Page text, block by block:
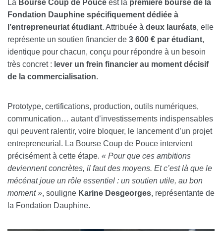
La Bourse Coup de Pouce est la première bourse de la
Fondation Dauphine spécifiquement dédiée à
l’entrepreneuriat étudiant. Attribuée à deux lauréats, elle
représente un soutien financier de 3 600 € par étudiant,
identique pour chacun, conçu pour répondre à un besoin
très concret : lever un frein financier au moment décisif
de la commercialisation.
Prototype, certifications, production, outils numériques,
communication… autant d’investissements indispensables
qui peuvent ralentir, voire bloquer, le lancement d’un projet
entrepreneurial. La Bourse Coup de Pouce intervient
précisément à cette étape. « Pour que ces ambitions
deviennent concrètes, il faut des moyens. Et c’est là que le
mécénat joue un rôle essentiel : un soutien utile, au bon
moment », souligne Karine Desgeorges, représentante de
la Fondation Dauphine.